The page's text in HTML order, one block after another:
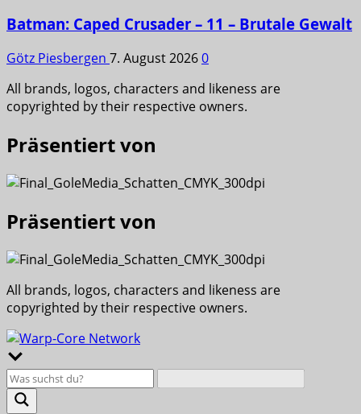
Batman: Caped Crusader – 11 – Brutale Gewalt
Götz Piesbergen 7. August 20260
All brands, logos, characters and likeness are
copyrighted by their respective owners.
Präsentiert von
Präsentiert von
All brands, logos, characters and likeness are
copyrighted by their respective owners.